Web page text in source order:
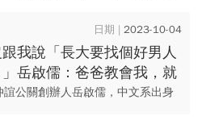
人獎，他上台時感性表示，自己踏
路...
2023-10-04
我說「長大要找個好男人
岳啟儒：爸爸教會我，就
也一定要能養活自己
誼公關創辦人岳啟儒，中文系出身